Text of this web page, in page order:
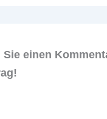
einen